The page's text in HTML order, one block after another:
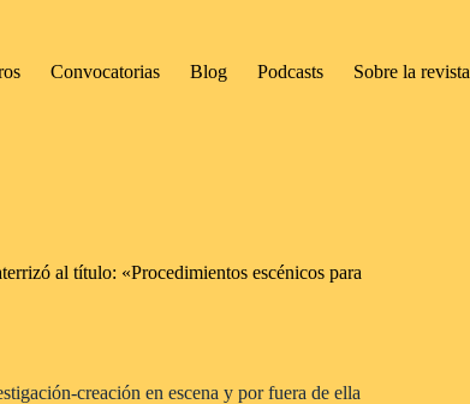
Convocatorias Blog Podcasts Sobre la revista
al título: «Procedimientos escénicos para
creación en escena y por fuera de ella